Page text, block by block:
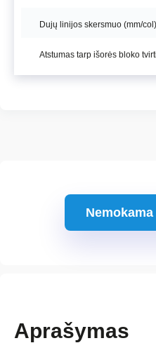
Dujų linijos skersmuo (mm/col)
Atstumas tarp išorės bloko
Aprašymas